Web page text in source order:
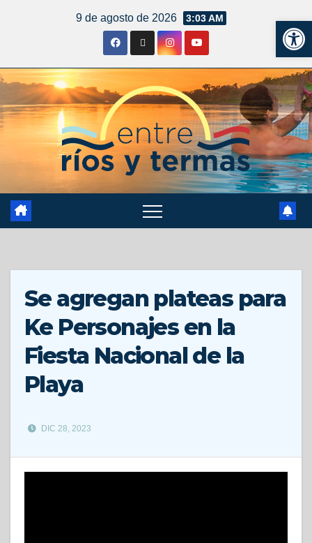
9 de agosto de 2026 3:03 AM
Se agregan plateas para
Ke Personajes en la
Fiesta Nacional de la
Playa
DIC 28, 2023